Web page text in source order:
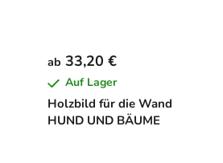
Holzbild für die Wand
HUND UND BÄUME
ab 33,20 €
Auf Lager